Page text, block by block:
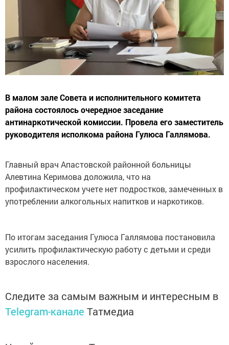
В малом зале Совета и исполнительного комитета
района состоялось очередное заседание
антинаркотической комиссии. Провела его заместитель
руководителя исполкома района Гулюса Галлямова.
Главный врач Апастовской районной больницы
Алевтина Керимова доложила, что на
профилактическом учете нет подростков, замеченных в
употреблении алкогольных напитков и наркотиков.
По итогам заседания Гулюса Галлямова постановила
усилить профилактическую работу с детьми и среди
взрослого населения.
Следите за самым важным и интересным в
Telegram-канале Татмедиа